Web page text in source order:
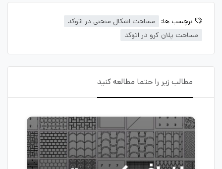
برچسب ها:
مساحت اشکال منحنی در اتوکد
مساحت پلان کرو در اتوکد
مطالب زیر را حتما مطالعه کنید